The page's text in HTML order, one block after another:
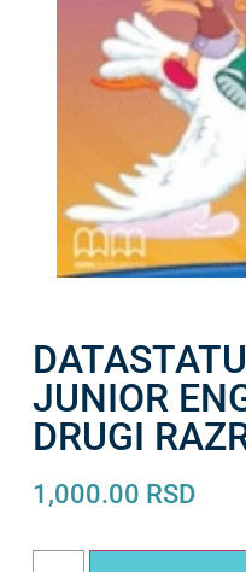
JUNIOR
DRUGI
1,000.00 RSD